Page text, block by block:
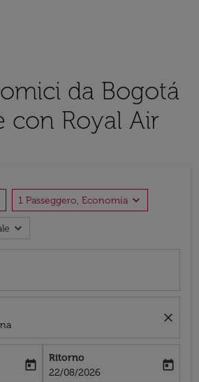
da Bogotá
con Royal Air
1 Passeggero, Economia expand_more
expand_more
close
date-aria-label
today
Ritorno
fc-booking-return-date-aria-label
22/08/2026
today